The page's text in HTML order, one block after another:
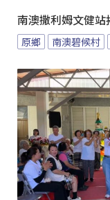
南澳撒利姆文健站
原鄉 南澳碧候村